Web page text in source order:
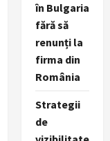
în Bulgaria
fără să
renunți la
firma din
România
Strategii
de